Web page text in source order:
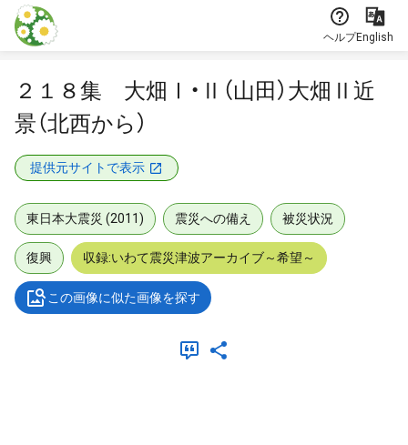
本文に飛ぶ
ヘルプEnglish
２１８集 大畑Ⅰ・Ⅱ（山田）大畑Ⅱ近
景（北西から）
提供元サイトで表示
東日本大震災 (2011) 震災への備え 被災状況
復興 収録:いわて震災津波アーカイブ～希望～
この画像に似た画像を探す